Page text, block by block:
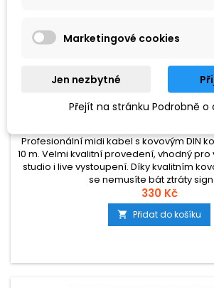
AW MIDI-K10
Profesionální midi kabel s kovovým DIN
10 m. Velmi kvalitní provedení, vhodný
studio i live vystoupení. Díky kvalitním
se nemusíte bát ztráty
330 Kč
 Přidat do košíku
Marketingové cookies
Jen nezbytné
Přejít na stránku Podrobně o